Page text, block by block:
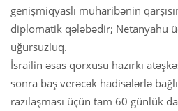
genişmiqyaslı müharibənin
diplomatik qələbədir; Netanyahu
uğursuzluq.
İsrailin əsas qorxusu hazırkı
sonra baş verəcək hadisələrlə
razılaşması üçün tam 60 günlük